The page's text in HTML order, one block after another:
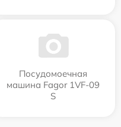
Посудомоечная
машина Fagor 1VF-09
S